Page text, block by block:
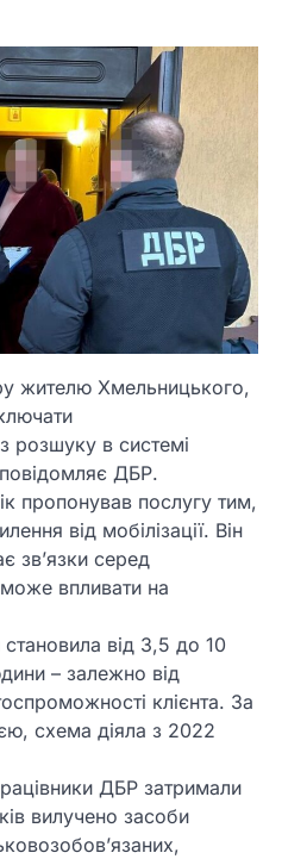
жителю Хмельницького,
розшуку в системі
ДБР.
пропонував послугу тим,
від мобілізації. Він
зв’язки серед
впливати на
становила від 3,5 до 10
– залежно від
клієнта. За
схема діяла з 2022
ДБР затримали
вилучено засоби